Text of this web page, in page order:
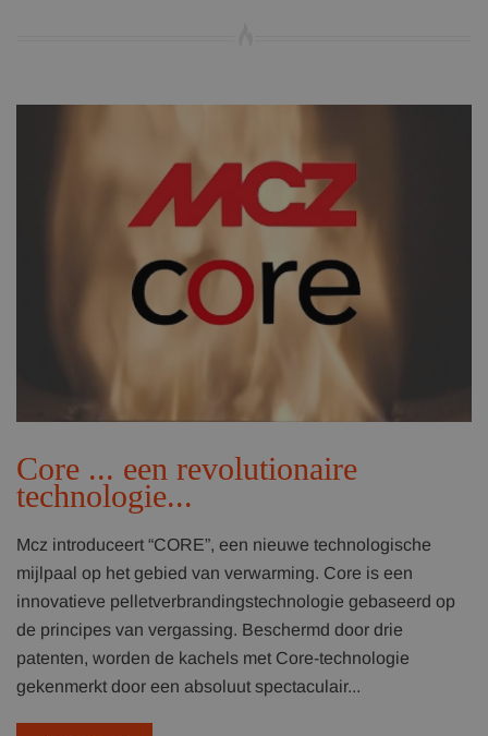
Core ... een revolutionaire
technologie...
Mcz introduceert “CORE”, een nieuwe technologische
mijlpaal op het gebied van verwarming. Core is een
innovatieve pelletverbrandingstechnologie gebaseerd op
de principes van vergassing. Beschermd door drie
patenten, worden de kachels met Core-technologie
gekenmerkt door een absoluut spectaculair...